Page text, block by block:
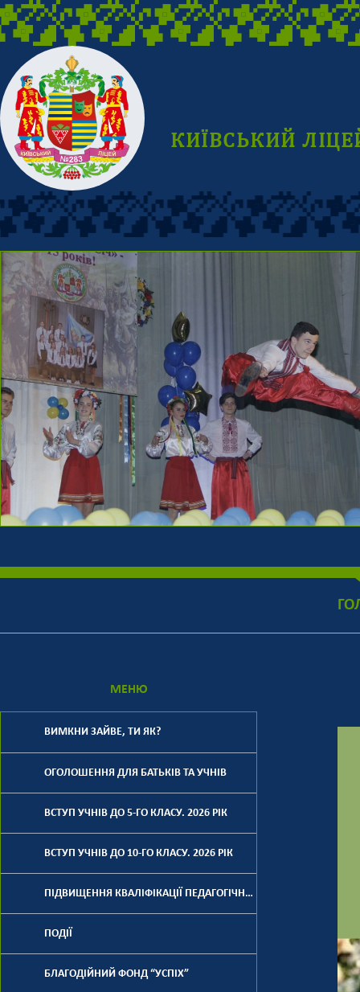
КИЇВСЬКИЙ
МЕНЮ
ВИМКНИ ЗАЙВЕ, ТИ ЯК?
ОГОЛОШЕННЯ ДЛЯ БАТЬКІВ ТА УЧНІВ
ВСТУП УЧНІВ ДО 5-ГО КЛАСУ. 2026 РІК
ВСТУП УЧНІВ ДО 10-ГО КЛАСУ. 2026 РІК
ПІДВИЩЕННЯ КВАЛІФІКАЦІЇ ПЕДАГОГІЧНИХ ПРАЦІВНИКІВ
ПОДІЇ
БЛАГОДІЙНИЙ ФОНД “УСПІХ”